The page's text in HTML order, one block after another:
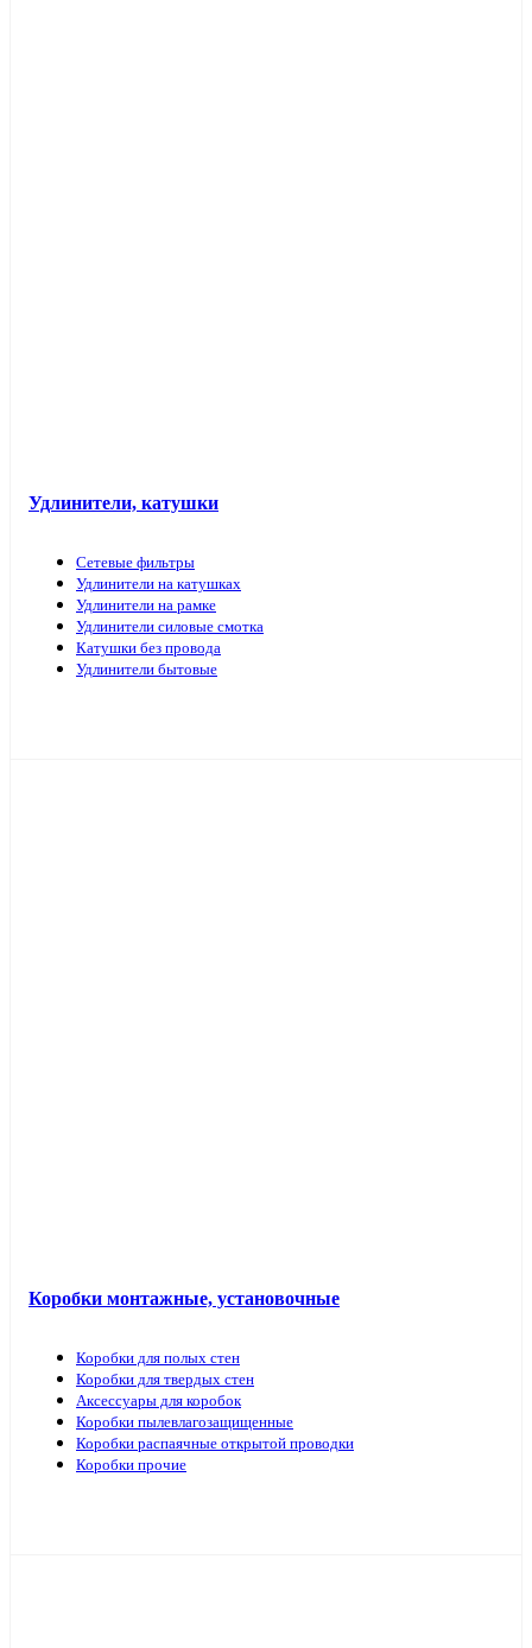
Удлинители, катушки
Сетевые фильтры
Удлинители на катушках
Удлинители на рамке
Удлинители силовые смотка
Катушки без провода
Удлинители бытовые
Коробки монтажные, установочные
Коробки для полых стен
Коробки для твердых стен
Аксессуары для коробок
Коробки пылевлагозащищенные
Коробки распаячные открытой проводки
Коробки прочие